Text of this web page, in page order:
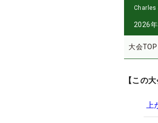
Charles
2026
大会TOP
【この
上